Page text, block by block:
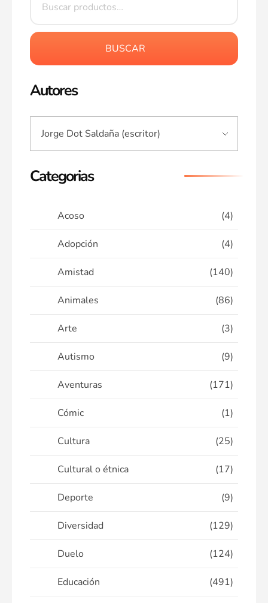
BUSCAR
Autores
Categorias
Acoso (4)
Adopción (4)
Amistad (140)
Animales (86)
Arte (3)
Autismo (9)
Aventuras (171)
Cómic (1)
Cultura (25)
Cultural o étnica (17)
Deporte (9)
Diversidad (129)
Duelo (124)
Educación (491)